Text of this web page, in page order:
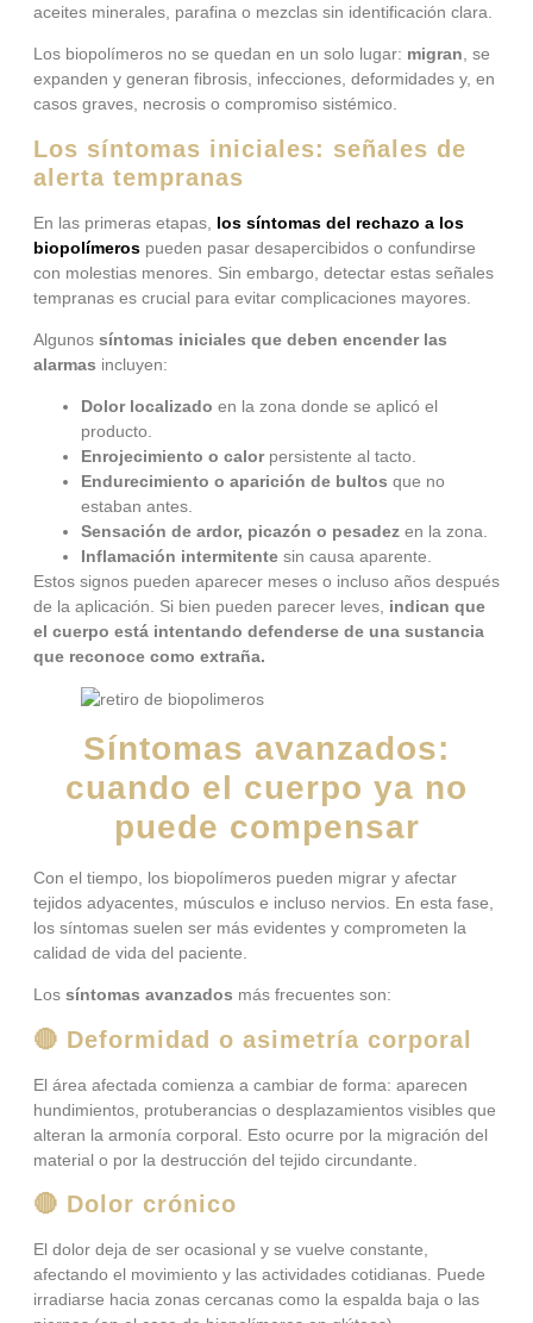
aceites minerales, parafina o mezclas sin identificación clara.
Los biopolímeros no se quedan en un solo lugar: migran , se
expanden y generan fibrosis, infecciones, deformidades y, en
casos graves, necrosis o compromiso sistémico.
Los síntomas iniciales: señales de
alerta tempranas
En las primeras etapas, los síntomas del rechazo a los
biopolímeros pueden pasar desapercibidos o confundirse
con molestias menores. Sin embargo, detectar estas señales
tempranas es crucial para evitar complicaciones mayores.
Algunos síntomas iniciales que deben encender las
alarmas incluyen:
Dolor localizado en la zona donde se aplicó el
producto.
Enrojecimiento o calorpersistente al tacto.
Endurecimiento o aparición de bultos que no
estaban antes.
Sensación de ardor, picazón o pesadez en la zona.
Inflamación intermitente sin causa aparente.
Estos signos pueden aparecer meses o incluso años después
de la aplicación. Si bien pueden parecer leves, indican que
el cuerpo está intentando defenderse de una sustancia
que reconoce como extraña.
Síntomas avanzados:
cuando el cuerpo ya no
puede compensar
Con el tiempo, los biopolímeros pueden migrar y afectar
tejidos adyacentes, músculos e incluso nervios. En esta fase,
los síntomas suelen ser más evidentes y comprometen la
calidad de vida del paciente.
Los síntomas avanzados más frecuentes son:
🔴 Deformidad o asimetría corporal
El área afectada comienza a cambiar de forma: aparecen
hundimientos, protuberancias o desplazamientos visibles que
alteran la armonía corporal. Esto ocurre por la migración del
material o por la destrucción del tejido circundante.
🔴 Dolor crónico
El dolor deja de ser ocasional y se vuelve constante,
afectando el movimiento y las actividades cotidianas. Puede
irradiarse hacia zonas cercanas como la espalda baja o las